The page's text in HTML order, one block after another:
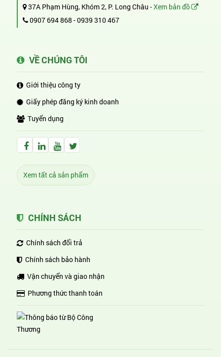
37A Phạm Hùng, Khóm 2, P. Long Châu -Xem bản đồ
0907 694 868 -0939 310 467
VỀ CHÚNG TÔI
Giới thiệu công ty
Giấy phép đăng ký kinh doanh
Tuyển dụng
Facebook Huỳnh Gia Alpha
LinkedIn Huỳnh Gia Alpha
YouTube Huỳnh Gia Alpha
Twitter Huỳnh Gia Alpha
Xem tất cả sản phẩm
CHÍNH SÁCH
Chính sách đổi trả
Chính sách bảo hành
Vận chuyển và giao nhận
Phương thức thanh toán